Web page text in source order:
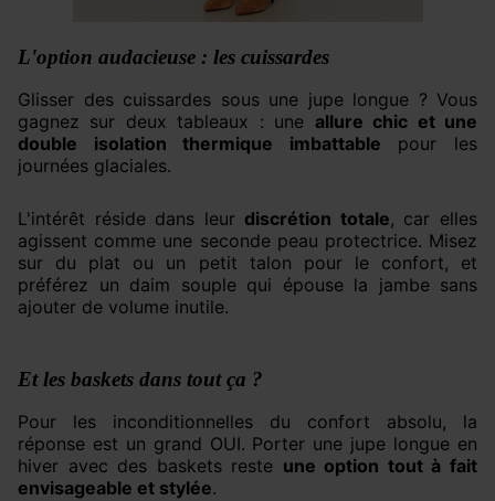
L'option audacieuse : les cuissardes
Glisser des cuissardes sous une jupe longue ? Vous
gagnez sur deux tableaux : une allure chic et une
double isolation thermique imbattable pour les
journées glaciales.
L'intérêt réside dans leur discrétion totale, car elles
agissent comme une seconde peau protectrice. Misez
sur du plat ou un petit talon pour le confort, et
préférez un daim souple qui épouse la jambe sans
ajouter de volume inutile.
Et les baskets dans tout ça ?
Pour les inconditionnelles du confort absolu, la
réponse est un grand OUI. Porter une jupe longue en
hiver avec des baskets reste une option tout à fait
envisageable et stylée.